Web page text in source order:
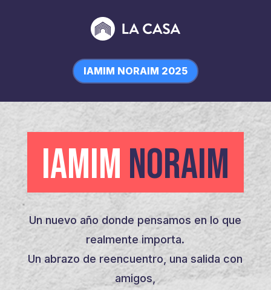
IAMIM NORAIM 2025
IAMIM NORAIM
Un nuevo año donde pensamos en lo que
realmente importa.
Un abrazo de reencuentro, una salida con
amigos,